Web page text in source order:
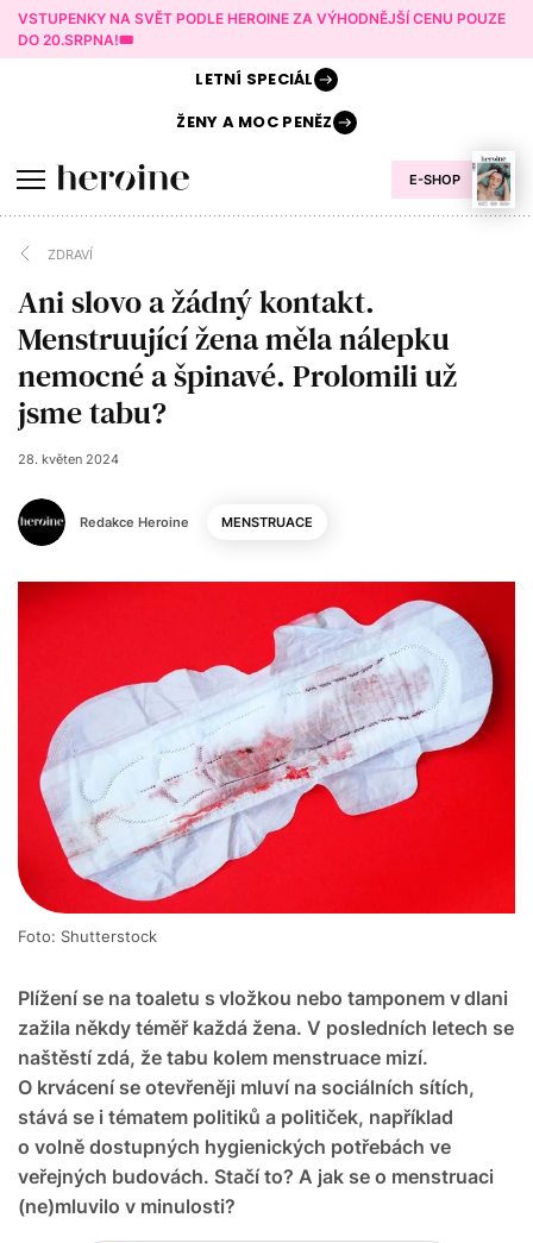
VSTUPENKY NA SVĚT PODLE HEROINE ZA VÝHODNĚJŠÍ CENU POUZE
DO 20.SRPNA!🎟️
E-SHOP
LETNÍ SPECIÁL
ŽENY AMOC PENĚZ
ZDRAVÍ
Ani slovo a žádný kontakt.
Menstruující žena měla nálepku
nemocné a špinavé. Prolomili už
jsme tabu?
Redakce Heroine
28. květen 2024
MENSTRUACE
Plížení se na toaletu s vložkou nebo tamponem v dlani
zažila někdy téměř každá žena. V posledních letech se
naštěstí zdá, že tabu kolem menstruace mizí.
O krvácení se otevřeněji mluví na sociálních sítích,
stává se i tématem politiků a političek, například
o volně dostupných hygienických potřebách ve
veřejných budovách. Stačí to? A jak se o menstruaci
(ne)mluvilo v minulosti?
Foto: Shutterstock